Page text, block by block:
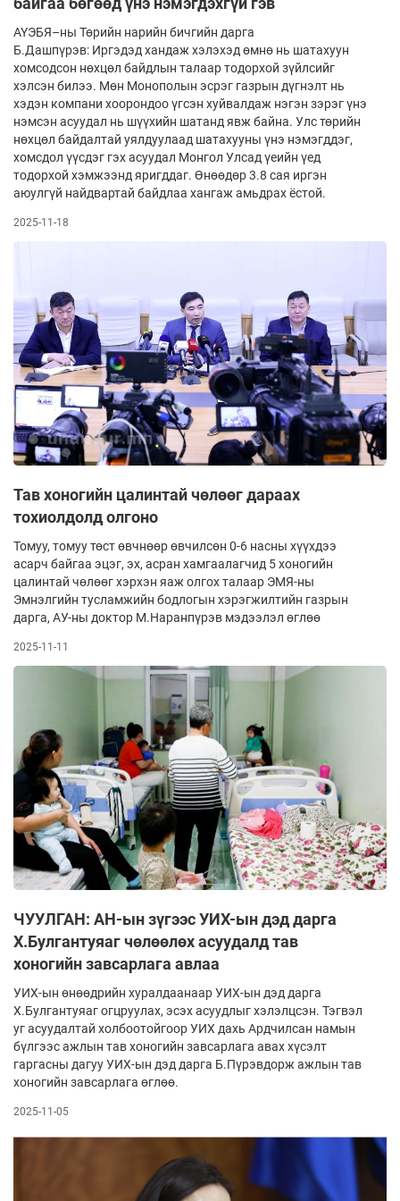
АҮЭБЯ–ны Төрийн нарийн бичгийн дарга
Б.Дашпүрэв: Иргэдэд хандаж хэлэхэд өмнө нь шатахуун
хомсодсон нөхцөл байдлын талаар тодорхой зүйлсийг
хэлсэн билээ. Мөн Монополын эсрэг газрын дүгнэлт нь
хэдэн компани хоорондоо үгсэн хуйвалдаж нэгэн зэрэг үнэ
нэмсэн асуудал нь шүүхийн шатанд явж байна. Улс төрийн
нөхцөл байдалтай уялдуулаад шатахууны үнэ нэмэгддэг,
хомсдол үүсдэг гэх асуудал Монгол Улсад үеийн үед
тодорхой хэмжээнд яригддаг. Өнөөдөр 3.8 сая иргэн
аюулгүй найдвартай байдлаа хангаж амьдрах ёстой.
2025-11-18
Тав хоногийн цалинтай чөлөөг дараах
тохиолдолд олгоно
Томуу, томуу төст өвчнөөр өвчилсөн 0-6 насны хүүхдээ
асарч байгаа эцэг, эх, асран хамгаалагчид 5 хоногийн
цалинтай чөлөөг хэрхэн яаж олгох талаар ЭМЯ-ны
Эмнэлгийн тусламжийн бодлогын хэрэгжилтийн газрын
дарга, АУ-ны доктор М.Наранпүрэв мэдээлэл өглөө
2025-11-11
ЧУУЛГАН: АН-ын зүгээс УИХ-ын дэд дарга
Х.Булгантуяаг чөлөөлөх асуудалд тав
хоногийн завсарлага авлаа
УИХ-ын өнөөдрийн хуралдаанаар УИХ-ын дэд дарга
Х.Булгантуяаг огцруулах, эсэх асуудлыг хэлэлцсэн. Тэгвэл
уг асуудалтай холбоотойгоор УИХ дахь Ардчилсан намын
бүлгээс ажлын тав хоногийн завсарлага авах хүсэлт
гаргасны дагуу УИХ-ын дэд дарга Б.Пүрэвдорж ажлын тав
хоногийн завсарлага өглөө.
2025-11-05